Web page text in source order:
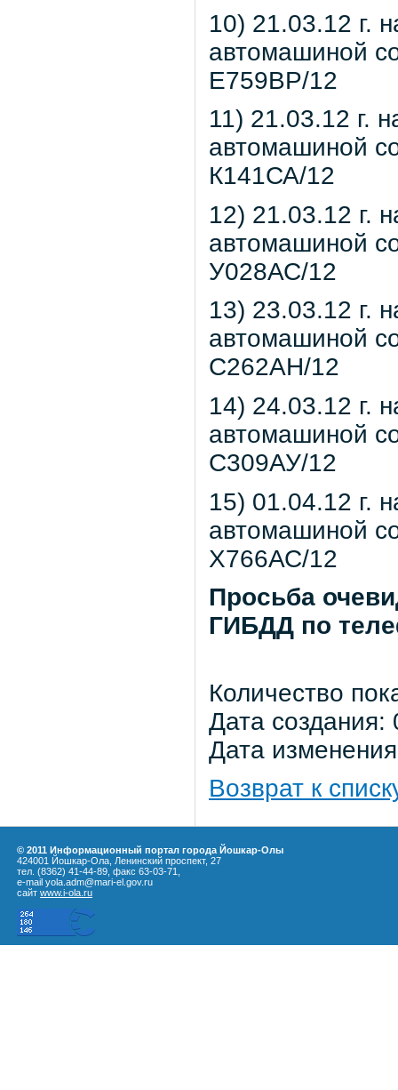
10) 21.03.12 г.
автомашиной
Е759ВР/12
11) 21.03.12 г.
автомашиной
К141СА/12
12) 21.03.12 г.
автомашиной
У028АС/12
13) 23.03.12 г.
автомашиной
С262АН/12
14) 24.03.12 г.
автомашиной
С309АУ/12
15) 01.04.12 г.
автомашиной
Х766АС/12
Просьба
ГИБДД по
Количество
Дата
Дата
Возврат к
© 2011 Информационный портал города Йошкар-Олы
424001 Йошкар-Ола, Ленинский проспект, 27
тел. (8362) 41-44-89, факс 63-03-71,
e-mail yola.adm@mari-el.gov.ru
сайт www.i-ola.ru